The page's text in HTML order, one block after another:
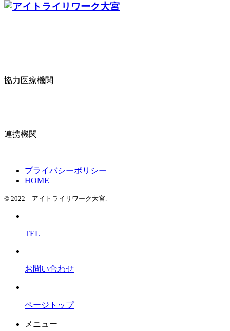
協力医療機関
連携機関
プライバシーポリシー
HOME
© 2022 アイトライリワーク大宮.
TEL
お問い合わせ
ページトップ
メニュー